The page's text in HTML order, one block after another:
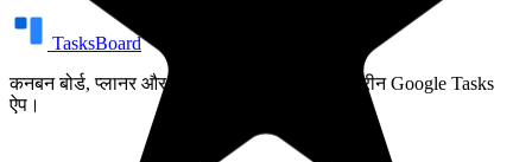
easy. Overall, outstanding and simple to use, and that means a lot
with too many complex tasks out there!"
GC
Greg Cantori
TasksBoard
कनबन बोर्ड, प्लानर और टीम शेयरिंग के साथ फुल-स्क्रीन Google Tasks
ऐप।